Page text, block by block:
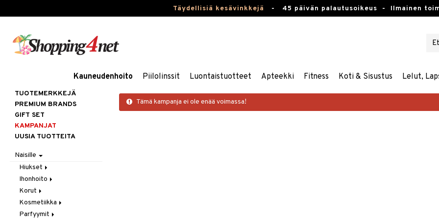
Täydellisiä kesävinkkejä - 45 päivän palautusoikeus - Ilmainen
Kauneudenhoito Piilolinssit Luontaistuotteet Apteekki Fitness Koti & Sisustus Lelut,
Tämä kampanja ei ole enää voimassa!
TUOTEMERKKEJÄ
PREMIUM BRANDS
GIFT SET
KAMPANJAT
UUSIA TUOTTEITA
Naisille
Hiukset
Gift Set
Harjat / Kammat
Hiuskuurit
Hiustenlähtö
Ihonhoito
Aurinkotuotteet
Erikoistuotteet
Itseruskettavat
Korut
Kaulakorut
Korvakorut
Kosmetiikka
Gift Set
Parfyymit